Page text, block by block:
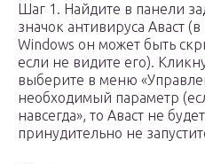
Шаг 1. Найдите в панели
значок антивируса Аваст
Windows он может быть
если не видите его).
выберите в меню
необходимый параметр
навсегда», то Аваст не
принудительно не